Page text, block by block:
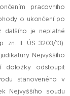
pracovního
o ukončení po
dalšího je neplatné
zn. II. ÚS 3203/13).
Nejvyššího
doložky odstoupit
stanoveného v
Nejvyššího soudu